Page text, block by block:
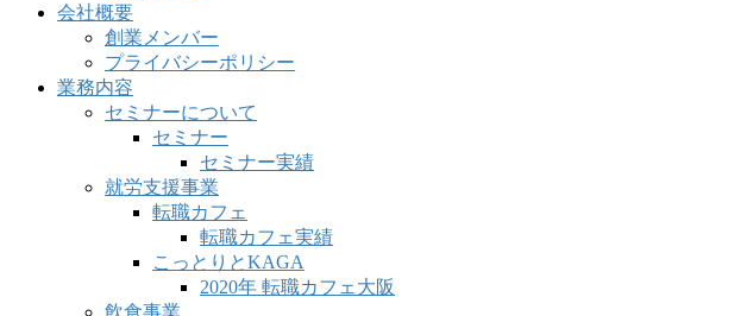
会社概要
創業メンバー
プライバシーポリシー
業務内容
セミナーについて
セミナー
セミナー実績
就労支援事業
転職カフェ
転職カフェ実績
こっとりとKAGA
2020年 転職カフェ大阪
飲食事業